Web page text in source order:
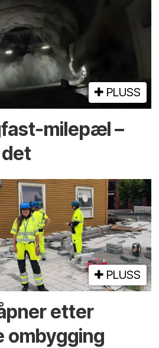
PLUSS
milepæl –
PLUSS
etter
ombygging